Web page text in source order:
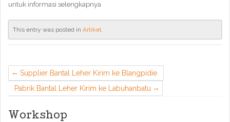
untuk informasi selengkapnya
This entry was posted in Artikel.
Supplier Bantal Leher Kirim ke Blangpidie
Pabrik Bantal Leher Kirim ke Labuhanbatu
Workshop